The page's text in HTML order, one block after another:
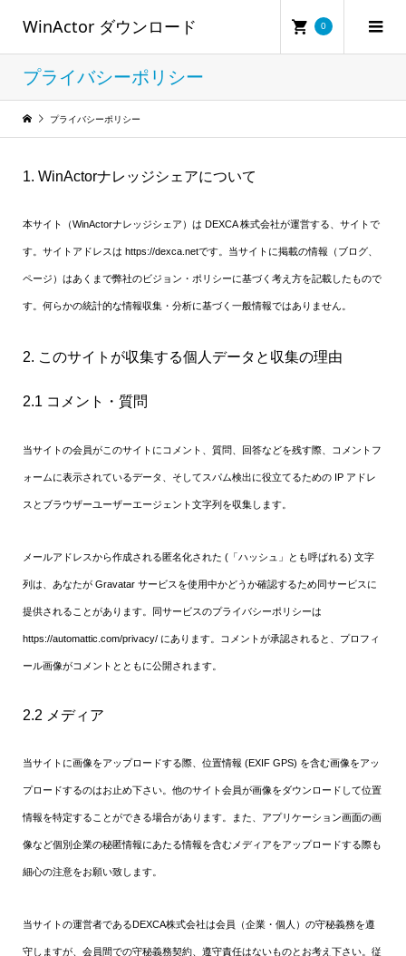
WinActor ダウンロード 0
プライバシーポリシー
プライバシーポリシー
1. WinActorナレッジシェアについて
本サイト（WinActorナレッジシェア）は DEXCA 株式会社が運営する、サイトで
す。サイトアドレスは https://dexca.netです。当サイトに掲載の情報（ブログ、
ページ）はあくまで弊社のビジョン・ポリシーに基づく考え方を記載したもので
す。何らかの統計的な情報収集・分析に基づく一般情報ではありません。
2. このサイトが収集する個人データと収集の理由
2.1 コメント・質問
当サイトの会員がこのサイトにコメント、質問、回答などを残す際、コメントフ
ォームに表示されているデータ、そしてスパム検出に役立てるための IP アドレ
スとブラウザーユーザーエージェント文字列を収集します。
メールアドレスから作成される匿名化された (「ハッシュ」とも呼ばれる) 文字
列は、あなたが Gravatar サービスを使用中かどうか確認するため同サービスに
提供されることがあります。同サービスのプライバシーポリシーは
https://automattic.com/privacy/ にあります。コメントが承認されると、プロフィ
ール画像がコメントとともに公開されます。
2.2 メディア
当サイトに画像をアップロードする際、位置情報 (EXIF GPS) を含む画像をアッ
プロードするのはお止め下さい。他のサイト会員が画像をダウンロードして位置
情報を特定することができる場合があります。また、アプリケーション画面の画
像など個別企業の秘匿情報にあたる情報を含むメディアをアップロードする際も
細心の注意をお願い致します。
当サイトの運営者であるDEXCA株式会社は会員（企業・個人）の守秘義務を遵
守しますが、会員間での守秘義務契約、遵守責任はないものとお考え下さい。従